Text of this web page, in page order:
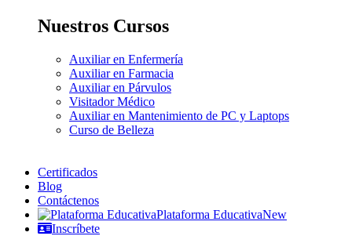
Nuestros Cursos
Auxiliar en Enfermería
Auxiliar en Farmacia
Auxiliar en Párvulos
Visitador Médico
Auxiliar en Mantenimiento de PC y Laptops
Curso de Belleza
Certificados
Blog
Contáctenos
Plataforma EducativaNew
Inscríbete